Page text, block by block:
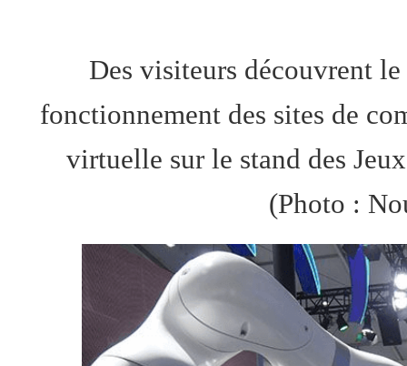
Des visiteurs découvrent
fonctionnement des sites de
virtuelle sur le stand des
(Photo :